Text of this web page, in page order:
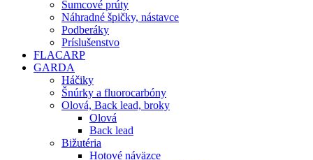
Sumcové prúty
Náhradné špičky, nástavce
Podberáky
Príslušenstvo
FLACARP
GARDA
Háčiky
Šnúrky a fluorocarbóny
Olová, Back lead, broky
Olová
Back lead
Bižutéria
Hotové náväzce